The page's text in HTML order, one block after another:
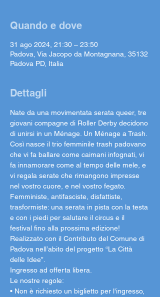
Quando e dove
31 ago 2024, 21:30 – 23:50
Padova, Via Jacopo da Montagnana, 35132
Padova PD, Italia
Dettagli
Nate da una movimentata serata queer, tre
giovani compagne di Roller Derby decidono
di unirsi in un Ménage. Un Ménage a Trash.
Così nasce il trio femminile trash padovano
che vi fa ballare come caimani infognati, vi
fa innamorare come al tempo delle mele, e
vi regala serate che rimangono impresse
nel vostro cuore, e nel vostro fegato.
Femministe, antifasciste, disfattiste,
trasformiste: una serata in pista con la testa
e con i piedi per salutare il circus e il
festival fino alla prossima edizione!
Realizzato con il Contributo del Comune di
Padova nell’abito del progetto “La Città
delle Idee”.
Ingresso ad offerta libera.
Le nostre regole:
• Non è richiesto un biglietto per l'ingresso,